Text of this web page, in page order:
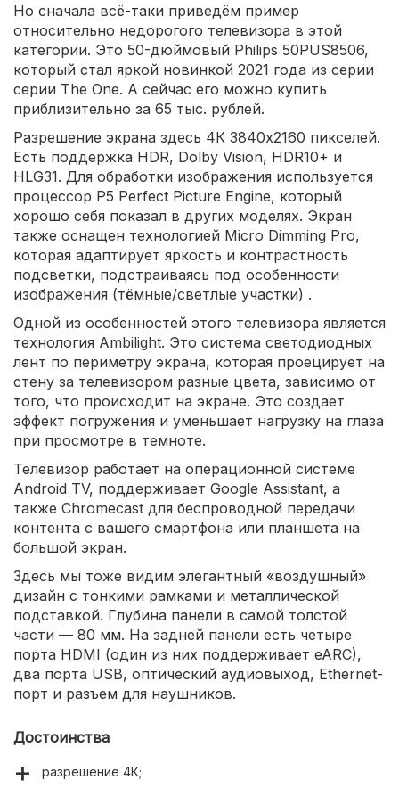
Но сначала всё-таки приведём пример
относительно недорогого телевизора в этой
категории. Это 50-дюймовый Philips 50PUS8506,
который стал яркой новинкой 2021 года из серии
серии The One. А сейчас его можно купить
приблизительно за 65 тыс. рублей.
Разрешение экрана здесь 4К 3840x2160 пикселей.
Есть поддержка HDR, Dolby Vision, HDR10+ и
HLG31. Для обработки изображения используется
процессор P5 Perfect Picture Engine, который
хорошо себя показал в других моделях. Экран
также оснащен технологией Micro Dimming Pro,
которая адаптирует яркость и контрастность
подсветки, подстраиваясь под особенности
изображения (тёмные/светлые участки) .
Одной из особенностей этого телевизора является
технология Ambilight. Это система светодиодных
лент по периметру экрана, которая проецирует на
стену за телевизором разные цвета, зависимо от
того, что происходит на экране. Это создает
эффект погружения и уменьшает нагрузку на глаза
при просмотре в темноте.
Телевизор работает на операционной системе
Android TV, поддерживает Google Assistant, а
также Chromecast для беспроводной передачи
контента с вашего смартфона или планшета на
большой экран.
Здесь мы тоже видим элегантный «воздушный»
дизайн с тонкими рамками и металлической
подставкой. Глубина панели в самой толстой
части — 80 мм. На задней панели есть четыре
порта HDMI (один из них поддерживает eARC),
два порта USB, оптический аудиовыход, Ethernet-
порт и разъем для наушников.
Достоинства
разрешение 4К;